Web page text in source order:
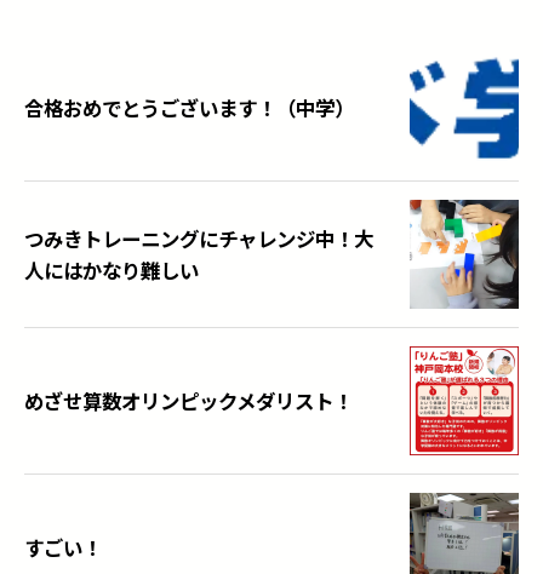
合格おめでとうございます！（中学）
つみきトレーニングにチャレンジ中！大
人にはかなり難しい
めざせ算数オリンピックメダリスト！
すごい！